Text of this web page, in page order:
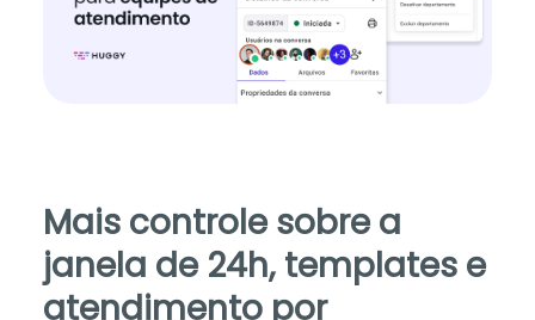
Mais controle sobre a
janela de 24h, templates e
atendimento por